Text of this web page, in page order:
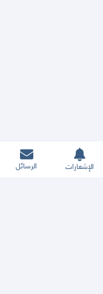
الإشعارات الرسائل